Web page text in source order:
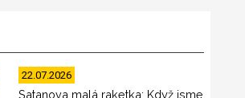
22.07.2026
Satanova malá raketka: Když jsme